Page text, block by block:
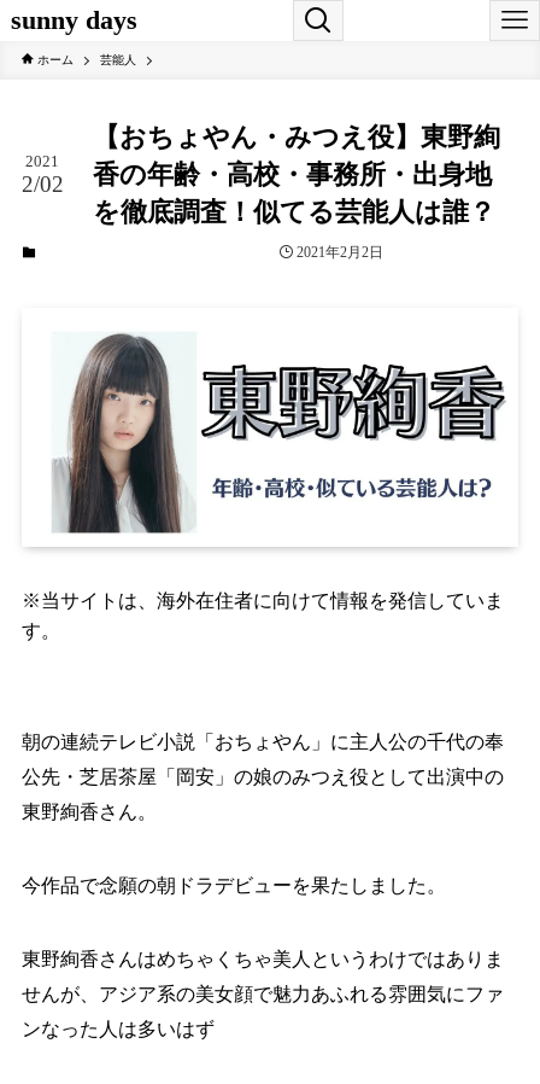
sunny days
ホーム 芸能人
【おちょやん・みつえ役】東野絢
香の年齢・高校・事務所・出身地
を徹底調査！似てる芸能人は誰？
2021
2/02
2021年2月2日
※当サイトは、海外在住者に向けて情報を発信していま
す。
朝の連続テレビ小説「おちょやん」に主人公の千代の奉
公先・芝居茶屋「岡安」の娘のみつえ役として出演中の
東野絢香さん。
今作品で念願の朝ドラデビューを果たしました。
東野絢香さんはめちゃくちゃ美人というわけではありま
せんが、アジア系の美女顔で魅力あふれる雰囲気にファ
ンなった人は多いはず